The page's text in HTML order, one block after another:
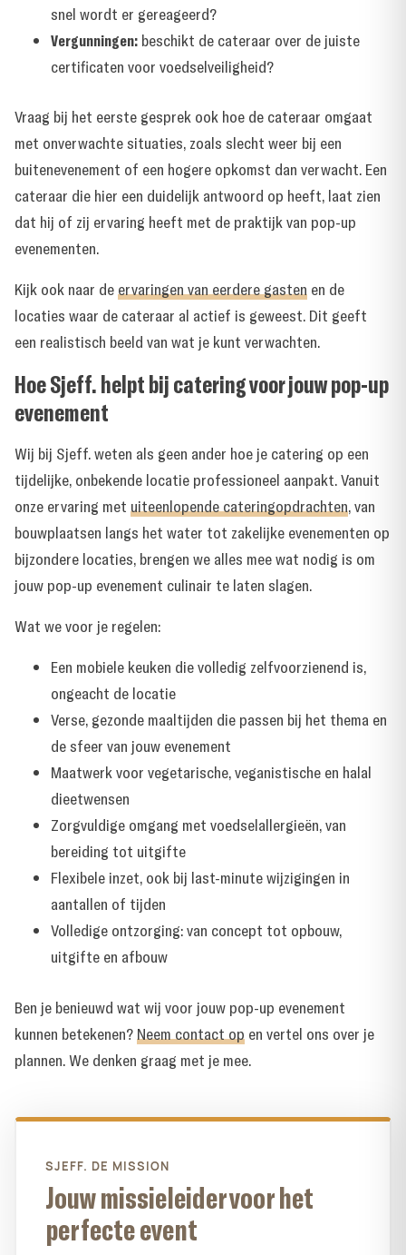
snel wordt er gereageerd?
Vergunningen: beschikt de cateraar over de juiste
certificaten voor voedselveiligheid?
Vraag bij het eerste gesprek ook hoe de cateraar omgaat
met onverwachte situaties, zoals slecht weer bij een
buitenevenement of een hogere opkomst dan verwacht. Een
cateraar die hier een duidelijk antwoord op heeft, laat zien
dat hij of zij ervaring heeft met de praktijk van pop-up
evenementen.
Kijk ook naar deervaringen van eerdere gasten en de
locaties waar de cateraar al actief is geweest. Dit geeft
een realistisch beeld van wat je kunt verwachten.
Hoe Sjeff. helpt bij catering voor jouw pop-up
evenement
Wij bij Sjeff. weten als geen ander hoe je catering op een
tijdelijke, onbekende locatie professioneel aanpakt. Vanuit
onze ervaring met uiteenlopende cateringopdrachten, van
bouwplaatsen langs het water tot zakelijke evenementen op
bijzondere locaties, brengen we alles mee wat nodig is om
jouw pop-up evenement culinair te laten slagen.
Wat we voor je regelen:
Een mobiele keuken die volledig zelfvoorzienend is,
ongeacht de locatie
Verse, gezonde maaltijden die passen bij het thema en
de sfeer van jouw evenement
Maatwerk voor vegetarische, veganistische en halal
dieetwensen
Zorgvuldige omgang met voedselallergieën, van
bereiding tot uitgifte
Flexibele inzet, ook bij last-minute wijzigingen in
aantallen of tijden
Volledige ontzorging: van concept tot opbouw,
uitgifte en afbouw
Ben je benieuwd wat wij voor jouw pop-up evenement
kunnen betekenen?Neem contact op en vertel ons over je
plannen. We denken graag met je mee.
SJEFF. DE MISSION
Jouw missieleider voor het
perfecte event